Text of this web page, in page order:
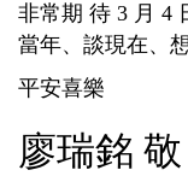
非常期 待 3 月 4
當年、談現在、
平安喜樂
廖瑞銘 敬